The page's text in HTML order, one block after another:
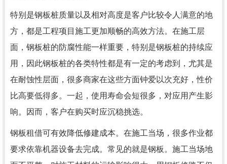
特别是钢板桩质量以及相对高度是客户比较令人满意的地
方，都是工程项目施工更加顺畅的高效方法。在施工层
面，钢板桩的防腐性能一样重要，特别是钢板桩的持续应
用，因此钢板桩的各类特性都是有一定的考虑到，尤其是
在耐蚀性层面，很多商家在这些方面钟爱以次充好，性价
比高要低得多。一起，使用寿命会短很多，对应用产生影
响。因而，客户在购买时应沉稳挑选。
钢板租借可有效降低修建成本。在施工当场，很多作业都
要求依靠机器设备去完成。常见的就是钢板。施工当场地